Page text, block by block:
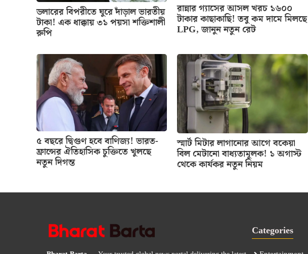
ডলারের বিপরীতে ঘুরে দাঁড়াল ভারতীয়
টাকা! এক ধাক্কায় ৩১ পয়সা শক্তিশালী
রুপি
রান্নার গ্যাসের আসল খরচ ১৬০০
টাকার কাছাকাছি! তবু কম দামে মিলছে
LPG, জানুন নতুন রেট
৫ বছরে দ্বিগুণ হবে বাণিজ্য! ভারত-
ফ্রান্সের ঐতিহাসিক চুক্তিতে খুলছে
নতুন দিগন্ত
স্মার্ট মিটার লাগানোর আগে বকেয়া
বিল মেটানো বাধ্যতামূলক! ১ অগাস্ট
থেকে কার্যকর নতুন নিয়ম
Categories